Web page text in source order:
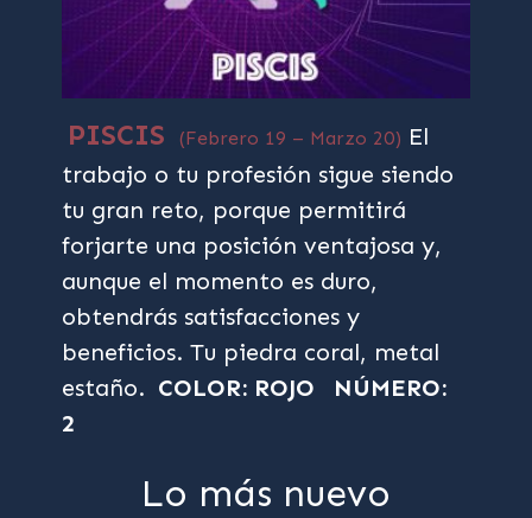
PISCIS (Febrero 19 – Marzo 20) El
trabajo o tu profesión sigue siendo
tu gran reto, porque permitirá
forjarte una posición ventajosa y,
aunque el momento es duro,
obtendrás satisfacciones y
beneficios. Tu piedra coral, metal
estaño. COLOR: ROJO
NÚMERO:
2
Lo más nuevo